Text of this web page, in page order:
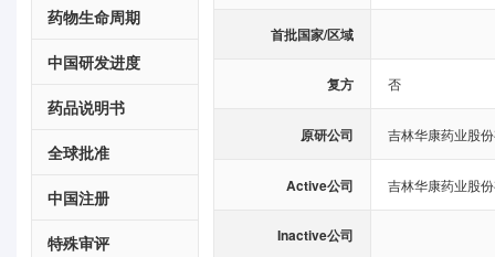
药物生命周期
中国研发进度
药品说明书
全球批准
中国注册
特殊审评
首批国家/区域
复方 否
原研公司 吉林华康药业股
Active公司 吉林华康药业股
Inactive公司